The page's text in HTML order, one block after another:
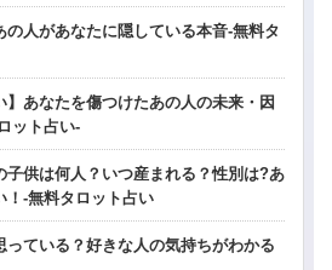
の人があなたに隠している本音-無料タ
】あなたを傷つけたあの人の未来・因
ット占い-
子供は何人？いつ産まれる？性別は?あ
！-無料タロット占い
っている？好きな人の気持ちがわかる